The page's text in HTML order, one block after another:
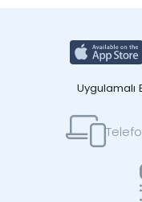
Uygulamalı